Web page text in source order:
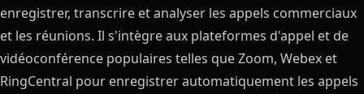
enregistrer, transcrire et analyser les appels commerciaux
et les réunions. Il s'intègre aux plateformes d'appel et de
vidéoconférence populaires telles que Zoom, Webex et
RingCentral pour enregistrer automatiquement les appels